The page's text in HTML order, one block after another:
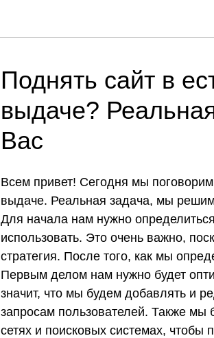
Поднять сайт в
выдаче?
Вас
Всем привет! Сегодня мы поговорим
выдаче. Реальная задача, мы
Для начала нам нужно
использовать. Это очень важно,
стратегия. После того, как мы
Первым делом нам нужно будет
значит, что мы будем добавлять и
запросам пользователей. Также
сетях и поисковых системах,